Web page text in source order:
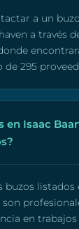
a un
a través
295
en Isaac
buzos listados
son
en